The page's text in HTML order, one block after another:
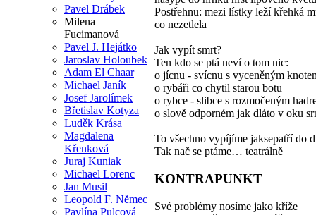
Pavel Drábek
Milena
Fucimanová
Pavel J. Hejátko
Jaroslav Holoubek
Adam El Chaar
Michael Janík
Josef Jarolímek
Břetislav Kotyza
Luděk Krása
Magdalena
Křenková
Juraj Kuniak
Michael Lorenc
Jan Musil
Leopold F. Němec
Pavlína Pulcová
Postřehnu: mezi lístky leží křehká
co nezetlela
Jak vypít smrt?
Ten kdo se ptá neví o tom nic:
o jícnu - svícnu s vyceněným
o rybáři co chytil starou botu
o rybce - slibce s rozmočeným
o slově odporném jak dláto v oku
To všechno vypíjíme jaksepatří do
Tak nač se ptáme… teatrálně
KONTRAPUNKT
Své problémy nosíme jako kříže